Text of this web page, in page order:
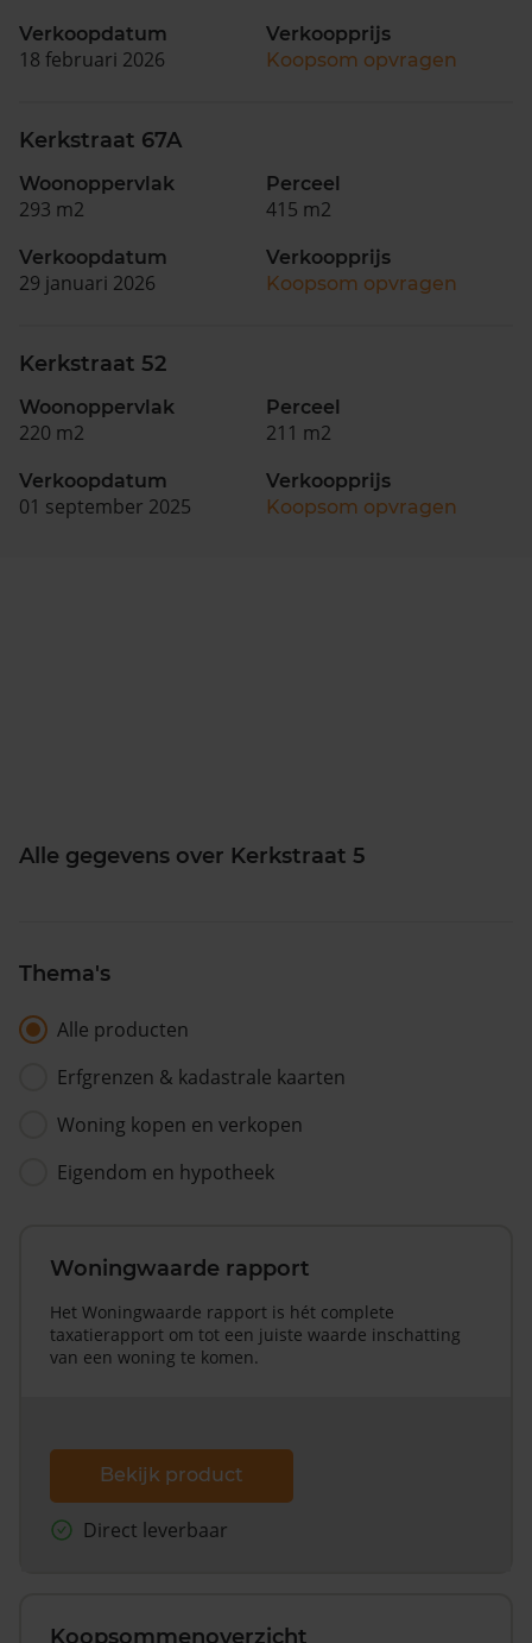
Verkoopdatum
18 februari 2026
Verkoopprijs
Koopsom opvragen
Kerkstraat 67A
Woonoppervlak
293 m2
Perceel
415 m2
Verkoopdatum
29 januari 2026
Verkoopprijs
Koopsom opvragen
Kerkstraat 52
Woonoppervlak
220 m2
Perceel
211 m2
Verkoopdatum
01 september 2025
Verkoopprijs
Koopsom opvragen
Alle gegevens over Kerkstraat 5
Thema's
Alle producten
Erfgrenzen & kadastrale kaarten
Woning kopen en verkopen
Eigendom en hypotheek
Woningwaarde rapport
Het Woningwaarde rapport is hét complete
taxatierapport om tot een juiste waarde inschatting
van een woning te komen.
Bekijk product
Direct leverbaar
Koopsommenoverzicht